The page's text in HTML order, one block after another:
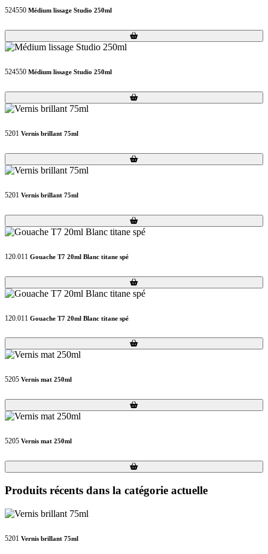
524550 Médium lissage Studio 250ml
Loading...
Loading...
524550 Médium lissage Studio 250ml
Loading...
Loading...
5201 Vernis brillant 75ml
Loading...
Loading...
5201 Vernis brillant 75ml
Loading...
Loading...
120.011 Gouache T7 20ml Blanc titane spé
Loading...
Loading...
120.011 Gouache T7 20ml Blanc titane spé
Loading...
Loading...
5205 Vernis mat 250ml
Loading...
Loading...
5205 Vernis mat 250ml
Loading...
Loading...
Produits récents dans la catégorie actuelle
5201 Vernis brillant 75ml